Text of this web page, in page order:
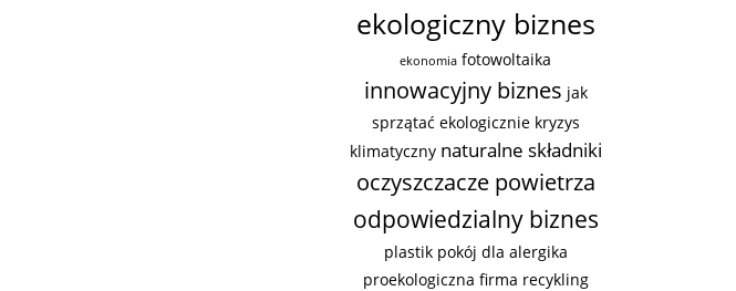
ekologiczny biznes
ekonomia fotowoltaika
innowacyjny biznes jak
sprzątać ekologicznie kryzys
klimatyczny naturalne składniki
oczyszczacze powietrza
odpowiedzialny biznes
plastik pokój dla alergika
proekologiczna firma recykling